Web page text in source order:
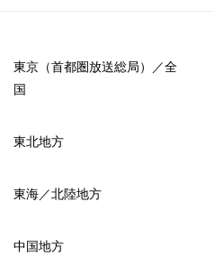
東京（首都圏放送総局）／全
国
東北地方
東海／北陸地方
中国地方